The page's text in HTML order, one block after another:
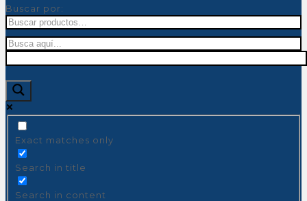
Buscar por:
Exact matches only
Search in title
Search in content